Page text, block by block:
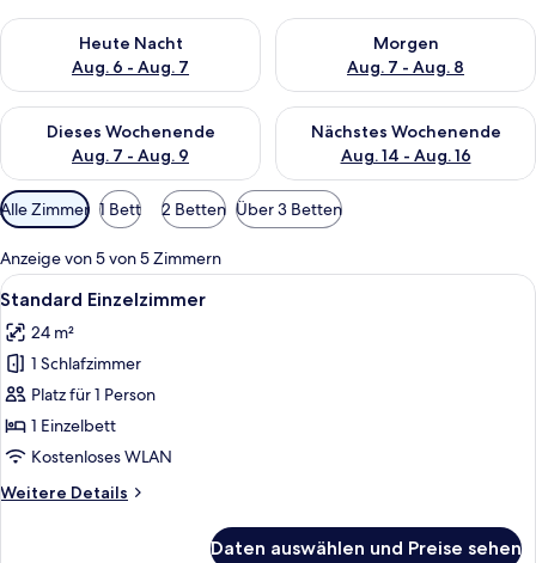
Heute Nacht
Aug. 6 - Aug. 7
Überprüfe die Verfügbarkeit für heute Nacht, Aug. 6 - Aug. 7.
Morgen
Aug. 7 - Aug. 8
Überprüfe die Verfügbarkeit
Dieses Wochenende
Aug. 7 - Aug. 9
Überprüfe die Verfügbarkeit für dieses Wochenende, Aug. 7
Nächstes Wochenende
Aug. 14 - Aug. 16
Überprüfe die Verfügbarkeit
Verfügbare
Filter
für
Zimmer
Alle Zimmer 1 Bett 2 Betten Über 3 Betten
Anzeige von 5 von 5 Zimmern
Alle
Fotos
für
Standard
Einzelzimmer
anzeigen
Ein kompaktes Hotelzimmer mit
4
Standard Einzelzimmer
24 m²
1 Schlafzimmer
Platz für 1 Person
1 Einzelbett
Kostenloses WLAN
Weitere Details
Weitere
Daten auswählen und Preise sehen